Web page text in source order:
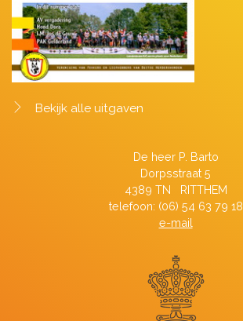
Bekijk alle uitgaven
De heer P. Barto
Dorpsstraat 5
4389 TN RITTHEM
telefoon: (06) 54 63 79 18
e-mail